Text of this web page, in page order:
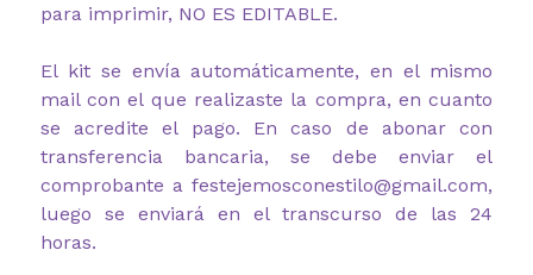
para imprimir, NO ES EDITABLE.
El kit se envía automáticamente, en el mismo
mail con el que realizaste la compra, en cuanto
se acredite el pago. En caso de abonar con
transferencia bancaria, se debe enviar el
comprobante a festejemosconestilo@gmail.com,
luego se enviará en el transcurso de las 24
horas.